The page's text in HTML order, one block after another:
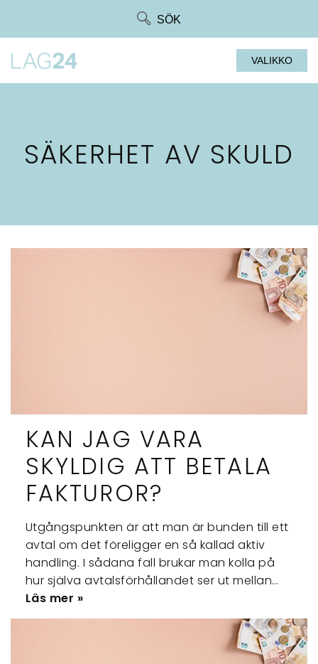
SÖK
VALIKKO
SÄKERHET AV SKULD
KAN JAG VARA
SKYLDIG ATT BETALA
FAKTUROR?
Utgångspunkten är att man är bunden till ett
avtal om det föreligger en så kallad aktiv
handling. I sådana fall brukar man kolla på
hur själva avtalsförhållandet ser ut mellan…
Läs mer »